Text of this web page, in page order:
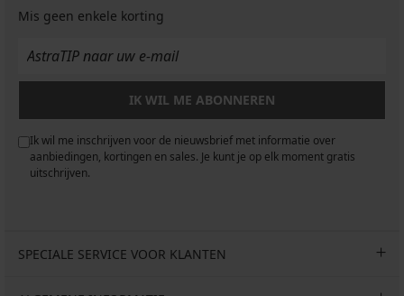
Mis geen enkele korting
IK WIL ME ABONNEREN
Ik wil me inschrijven voor de nieuwsbrief met informatie over
aanbiedingen, kortingen en sales. Je kunt je op elk moment gratis
uitschrijven.
SPECIALE SERVICE VOOR KLANTEN